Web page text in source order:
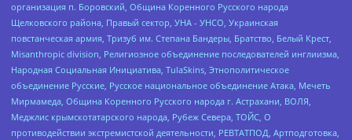
организация п. Боровский, Община Коренного Русского народа
Щелковского района, Правый сектор, УНА - УНСО, Украинская
повстанческая армия, Тризуб им. Степана Бандеры, Братство, Белый Крест,
Misanthropic division, Религиозное объединение последователей инглиизма,
Народная Социальная Инициатива, TulaSkins, Этнополитическое
объединение Русские, Русское национальное объединение Атака, Мечеть
Мирмамеда, Община Коренного Русского народа г. Астрахани, ВОЛЯ,
Меджлис крымскотатарского народа, Рубеж Севера, ТОЙС, О
противодействии экстремистской деятельности, РЕВТАТПОД, Артподготовка,